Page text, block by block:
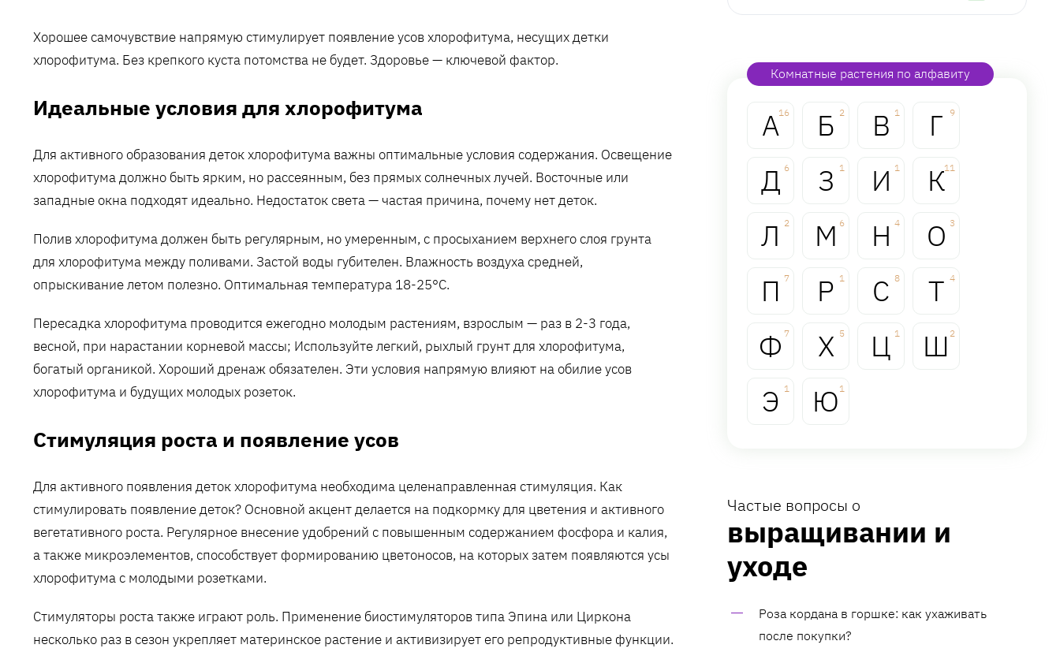
Хорошее самочувствие напрямую стимулирует появление усов хлорофитума, несущих детки
хлорофитума. Без крепкого куста потомства не будет. Здоровье — ключевой фактор.
Идеальные условия для хлорофитума
Для активного образования деток хлорофитума важны оптимальные условия содержания. Освещение
хлорофитума должно быть ярким, но рассеянным, без прямых солнечных лучей. Восточные или
западные окна подходят идеально. Недостаток света — частая причина, почему нет деток.
Полив хлорофитума должен быть регулярным, но умеренным, с просыханием верхнего слоя грунта
для хлорофитума между поливами. Застой воды губителен. Влажность воздуха средней,
опрыскивание летом полезно. Оптимальная температура 18-25°C.
Пересадка хлорофитума проводится ежегодно молодым растениям, взрослым — раз в 2-3 года,
весной, при нарастании корневой массы; Используйте легкий, рыхлый грунт для хлорофитума,
богатый органикой. Хороший дренаж обязателен. Эти условия напрямую влияют на обилие усов
хлорофитума и будущих молодых розеток.
Стимуляция роста и появление усов
Для активного появления деток хлорофитума необходима целенаправленная стимуляция. Как
стимулировать появление деток? Основной акцент делается на подкормку для цветения и активного
вегетативного роста. Регулярное внесение удобрений с повышенным содержанием фосфора и калия,
а также микроэлементов, способствует формированию цветоносов, на которых затем появляются усы
хлорофитума с молодыми розетками.
Стимуляторы роста также играют роль. Применение биостимуляторов типа Эпина или Циркона
несколько раз в сезон укрепляет материнское растение и активизирует его репродуктивные функции.
Комнатные растения по алфавиту
А16 Б 2 В 1 Г 9
Д 6 З 1 И 1 К11
Л 2 М 6 Н 4 О 3
П 7 Р 1 С 8 Т 4
Ф 7 Х 5 Ц 1 Ш 2
Э 1 Ю 1
Частые вопросы о
выращивании и
уходе
Роза кордана в горшке: как ухаживать
после покупки?